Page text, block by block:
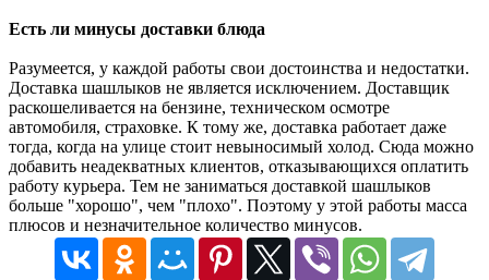
Есть ли минусы доставки блюда
Разумеется, у каждой работы свои достоинства и недостатки.
Доставка шашлыков не является исключением. Доставщик
раскошеливается на бензине, техническом осмотре
автомобиля, страховке. К тому же, доставка работает даже
тогда, когда на улице стоит невыносимый холод. Сюда можно
добавить неадекватных клиентов, отказывающихся оплатить
работу курьера. Тем не заниматься доставкой шашлыков
больше "хорошо", чем "плохо". Поэтому у этой работы масса
плюсов и незначительное количество минусов.